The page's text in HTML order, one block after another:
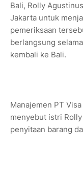
Bali, Rolly
Jakarta untuk
pemeriksaan
berlangsung
kembali ke Bali.
Manajemen PT
menyebut istri
penyitaan barang